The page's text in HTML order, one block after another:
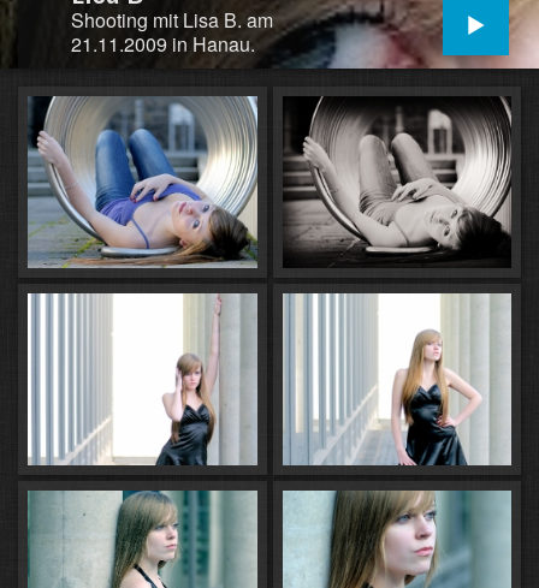
Shooting mit Lisa B. am
21.11.2009 in Hanau.